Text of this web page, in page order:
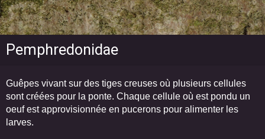
Pemphredonidae
Guêpes vivant sur des tiges creuses où plusieurs cellules
sont créées pour la ponte. Chaque cellule où est pondu un
oeuf est approvisionnée en pucerons pour alimenter les
larves.